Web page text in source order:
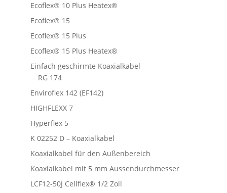
Ecoflex® 10 Plus Heatex®
Ecoflex® 15
Ecoflex® 15 Plus
Ecoflex® 15 Plus Heatex®
Einfach geschirmte Koaxialkabel
RG 174
Enviroflex 142 (EF142)
HIGHFLEXX 7
Hyperflex 5
K 02252 D – Koaxialkabel
Koaxialkabel für den Außenbereich
Koaxialkabel mit 5 mm Aussendurchmesser
LCF12-50J Cellflex® 1/2 Zoll